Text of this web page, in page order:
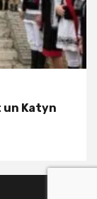
un Katyn